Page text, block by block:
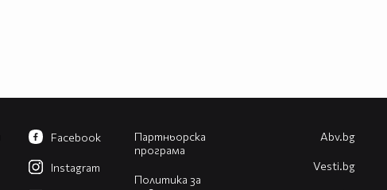
Партньорска
програма
Политика за
Facebook
Instagram
Abv.bg
Vesti.bg